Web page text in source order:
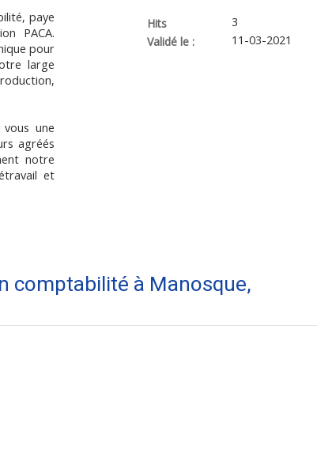
paye
PACA.
pour
large
une
agréés
notre
et
Hits
3
Validé le :
11-03-2021
comptabilité à Manosque,